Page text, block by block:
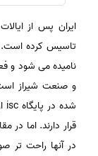
ایران پس از
نامیده می شود و
قرار دارند. اما در
در آنها راحت تر